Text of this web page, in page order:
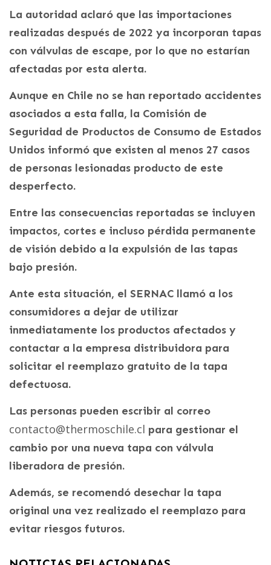
La autoridad aclaró que las importaciones
realizadas después de 2022 ya incorporan tapas
con válvulas de escape, por lo que no estarían
afectadas por esta alerta.
Aunque en Chile no se han reportado accidentes
asociados a esta falla, la Comisión de
Seguridad de Productos de Consumo de Estados
Unidos informó que existen al menos 27 casos
de personas lesionadas producto de este
desperfecto.
Entre las consecuencias reportadas se incluyen
impactos, cortes e incluso pérdida permanente
de visión debido a la expulsión de las tapas
bajo presión.
Ante esta situación, el SERNAC llamó a los
consumidores a dejar de utilizar
inmediatamente los productos afectados y
contactar a la empresa distribuidora para
solicitar el reemplazo gratuito de la tapa
defectuosa.
Las personas pueden escribir al correo
contacto@thermoschile.cl para gestionar el
cambio por una nueva tapa con válvula
liberadora de presión.
Además, se recomendó desechar la tapa
original una vez realizado el reemplazo para
evitar riesgos futuros.